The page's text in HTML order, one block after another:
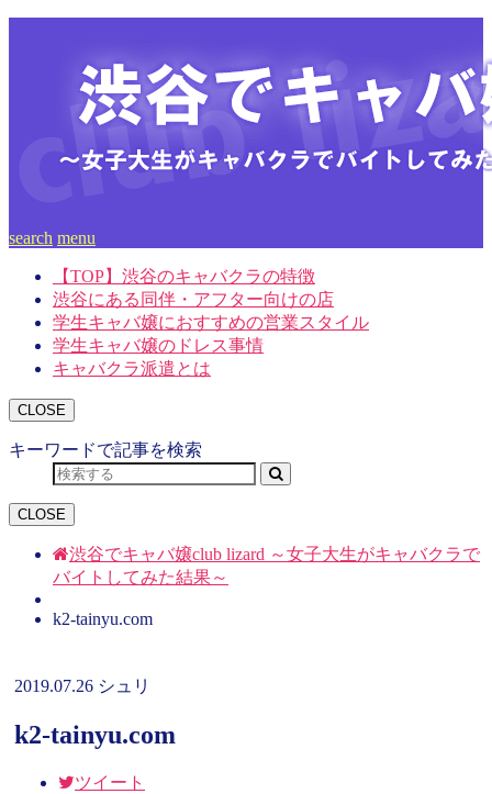
search menu
【TOP】渋谷のキャバクラの特徴
渋谷にある同伴・アフター向けの店
学生キャバ嬢におすすめの営業スタイル
学生キャバ嬢のドレス事情
キャバクラ派遣とは
CLOSE
キーワードで記事を検索
CLOSE
渋谷でキャバ嬢club lizard ～女子大生がキャバクラで
バイトしてみた結果～
k2-tainyu.com
2019.07.26 シュリ
k2-tainyu.com
ツイート